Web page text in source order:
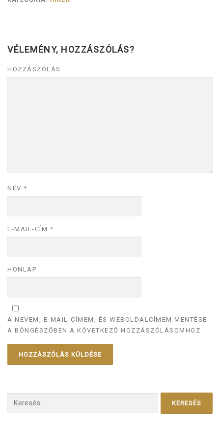
VÉLEMÉNY, HOZZÁSZÓLÁS?
HOZZÁSZÓLÁS
NÉV *
E-MAIL-CÍM *
HONLAP
A NEVEM, E-MAIL-CÍMEM, ÉS WEBOLDALCÍMEM MENTÉSE
A BÖNGÉSZŐBEN A KÖVETKEZŐ HOZZÁSZÓLÁSOMHOZ.